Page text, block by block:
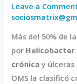
Leave a
Más del 50% de
por
crónica y úlceras
OMS la clasificó